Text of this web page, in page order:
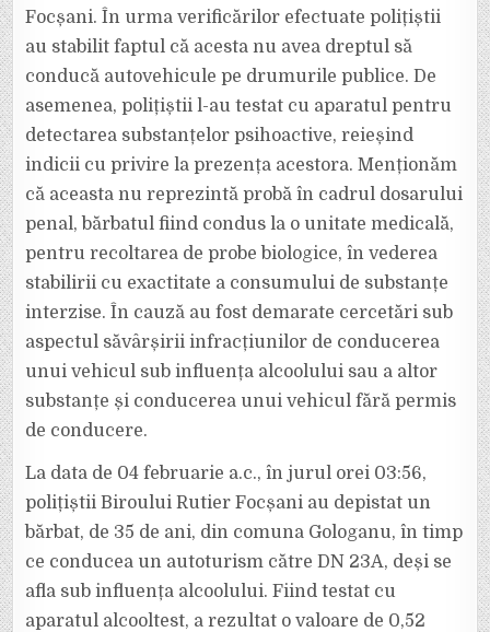
Focșani. În urma verificărilor efectuate polițiștii
au stabilit faptul că acesta nu avea dreptul să
conducă autovehicule pe drumurile publice. De
asemenea, polițiștii l-au testat cu aparatul pentru
detectarea substanțelor psihoactive, reieșind
indicii cu privire la prezența acestora. Menționăm
că aceasta nu reprezintă probă în cadrul dosarului
penal, bărbatul fiind condus la o unitate medicală,
pentru recoltarea de probe biologice, în vederea
stabilirii cu exactitate a consumului de substanțe
interzise. În cauză au fost demarate cercetări sub
aspectul săvârșirii infracțiunilor de conducerea
unui vehicul sub influența alcoolului sau a altor
substanțe și conducerea unui vehicul fără permis
de conducere.
La data de 04 februarie a.c., în jurul orei 03:56,
polițiștii Biroului Rutier Focșani au depistat un
bărbat, de 35 de ani, din comuna Gologanu, în timp
ce conducea un autoturism către DN 23A, deși se
afla sub influența alcoolului. Fiind testat cu
aparatul alcooltest, a rezultat o valoare de 0,52